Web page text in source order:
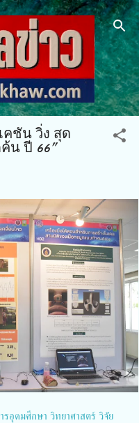
าหลัก
คชัน วิ่ง สุด
น ปี 66”
รอุดมศึกษา วิทยาศาสตร์ วิจัย